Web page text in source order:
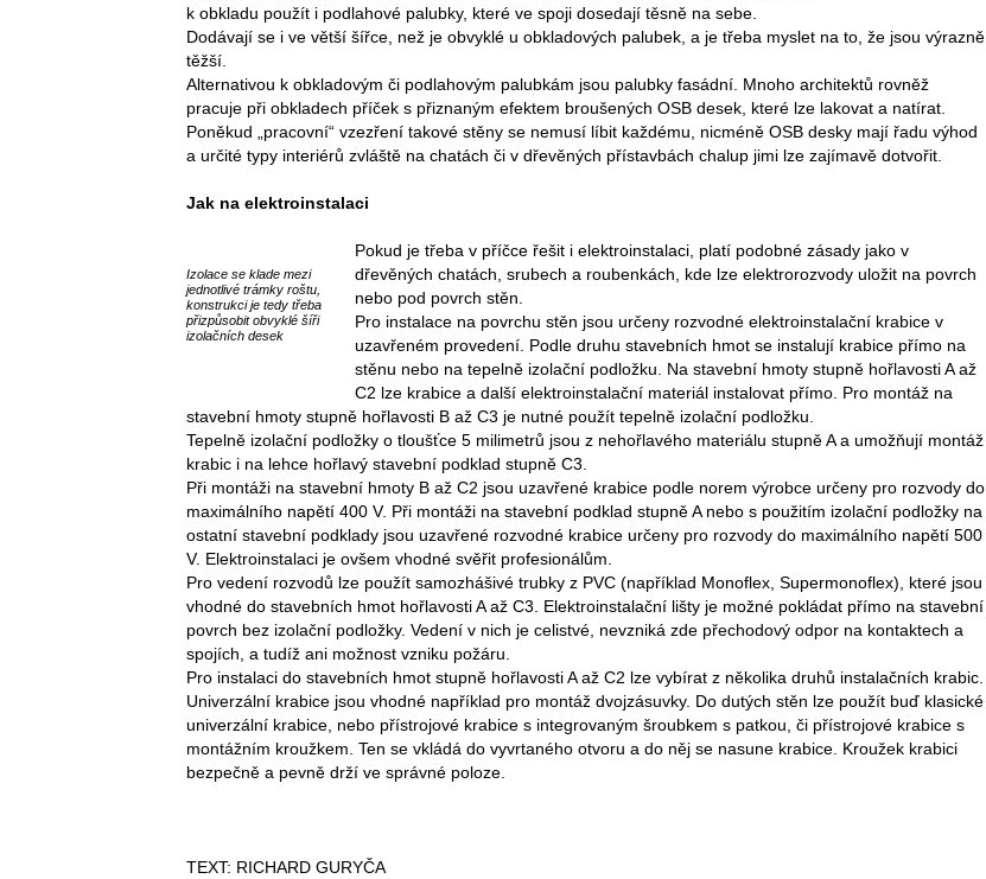
k obkladu použít i podlahové palubky, které ve spoji dosedají těsně na sebe.
Dodávají se i ve větší šířce, než je obvyklé u obkladových palubek, a je třeba myslet na to, že jsou výrazně
těžší.
Alternativou k obkladovým či podlahovým palubkám jsou palubky fasádní. Mnoho architektů rovněž
pracuje při obkladech příček s přiznaným efektem broušených OSB desek, které lze lakovat a natírat.
Poněkud „pracovní“ vzezření takové stěny se nemusí líbit každému, nicméně OSB desky mají řadu výhod
a určité typy interiérů zvláště na chatách či v dřevěných přístavbách chalup jimi lze zajímavě dotvořit.
Jak na elektroinstalaci
Izolace se klade mezi
jednotlivé trámky roštu,
konstrukci je tedy třeba
přizpůsobit obvyklé šíři
izolačních desek
Pokud je třeba v příčce řešit i elektroinstalaci, platí podobné zásady jako v
dřevěných chatách, srubech a roubenkách, kde lze elektrorozvody uložit na povrch
nebo pod povrch stěn.
Pro instalace na povrchu stěn jsou určeny rozvodné elektroinstalační krabice v
uzavřeném provedení. Podle druhu stavebních hmot se instalují krabice přímo na
stěnu nebo na tepelně izolační podložku. Na stavební hmoty stupně hořlavosti A až
C2 lze krabice a další elektroinstalační materiál instalovat přímo. Pro montáž na
stavební hmoty stupně hořlavosti B až C3 je nutné použít tepelně izolační podložku.
Tepelně izolační podložky o tloušťce 5 milimetrů jsou z nehořlavého materiálu stupně A a umožňují montáž
krabic i na lehce hořlavý stavební podklad stupně C3.
Při montáži na stavební hmoty B až C2 jsou uzavřené krabice podle norem výrobce určeny pro rozvody do
maximálního napětí 400 V. Při montáži na stavební podklad stupně A nebo s použitím izolační podložky na
ostatní stavební podklady jsou uzavřené rozvodné krabice určeny pro rozvody do maximálního napětí 500
V. Elektroinstalaci je ovšem vhodné svěřit profesionálům.
Pro vedení rozvodů lze použít samozhášivé trubky z PVC (například Monoflex, Supermonoflex), které jsou
vhodné do stavebních hmot hořlavosti A až C3. Elektroinstalační lišty je možné pokládat přímo na stavební
povrch bez izolační podložky. Vedení v nich je celistvé, nevzniká zde přechodový odpor na kontaktech a
spojích, a tudíž ani možnost vzniku požáru.
Pro instalaci do stavebních hmot stupně hořlavosti A až C2 lze vybírat z několika druhů instalačních krabic.
Univerzální krabice jsou vhodné například pro montáž dvojzásuvky. Do dutých stěn lze použít buď klasické
univerzální krabice, nebo přístrojové krabice s integrovaným šroubkem s patkou, či přístrojové krabice s
montážním kroužkem. Ten se vkládá do vyvrtaného otvoru a do něj se nasune krabice. Kroužek krabici
bezpečně a pevně drží ve správné poloze.
TEXT: RICHARD GURYČA